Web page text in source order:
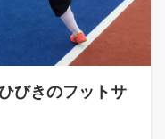
びきのフットサ